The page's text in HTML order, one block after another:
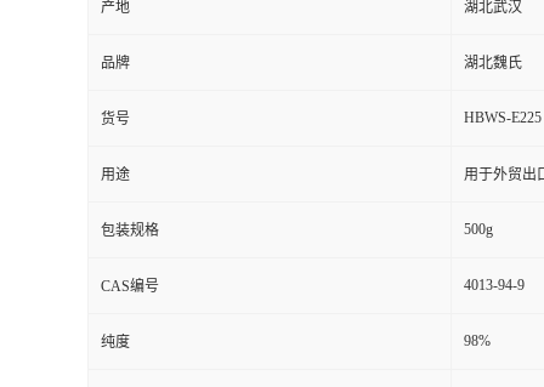
产地 湖北武汉
品牌 湖北魏氏
货号 HBWS-E225
用途 用于外贸出
包装规格 500g
CAS编号 4013-94-9
纯度 98%